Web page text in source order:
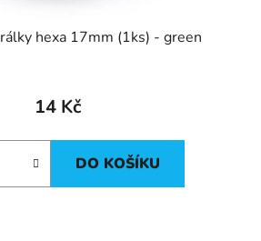
hexa 17mm (1ks) - green
14 Kč
DO KOŠÍKU